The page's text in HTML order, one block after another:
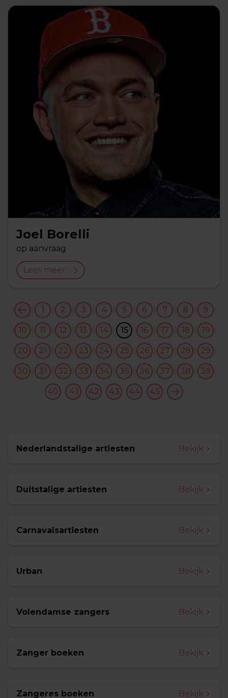
Joel Borelli
op aanvraag
Lees meer
1 2 3 4 5 6 7 8 9
10 11 12 13 14 15 16 17 18 19
20 21 22 23 24 25 26 27 28 29
30 31 32 33 34 35 36 37 38 39
40 41 42 43 44 45
Nederlandstalige artiesten Bekijk
Duitstalige artiesten Bekijk
Carnavalsartiesten Bekijk
Urban Bekijk
Volendamse zangers Bekijk
Zanger boeken Bekijk
Zangeres boeken Bekijk